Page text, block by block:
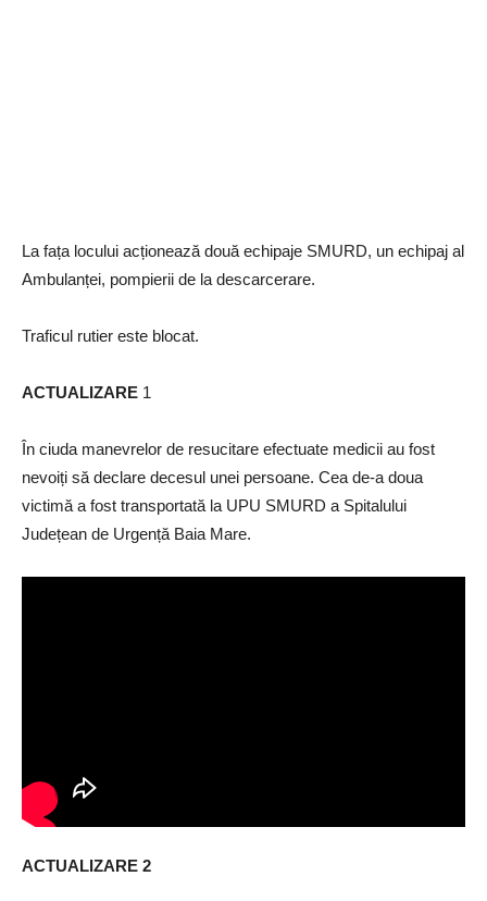
La fața locului acționează două echipaje SMURD, un echipaj al
Ambulanței, pompierii de la descarcerare.
Traficul rutier este blocat.
ACTUALIZARE 1
În ciuda manevrelor de resucitare efectuate medicii au fost
nevoiți să declare decesul unei persoane. Cea de-a doua
victimă a fost transportată la UPU SMURD a Spitalului
Județean de Urgență Baia Mare.
ACTUALIZARE 2